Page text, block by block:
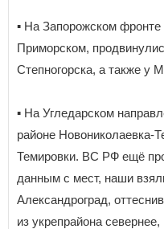
▪️ На Запорожском
Приморском,
Степногорска, а также у
▪️ На Угледарском
районе Новониколаевка-
Темировки. ВС РФ ещё
данным с мест, наши
Александроград,
из укрепрайона